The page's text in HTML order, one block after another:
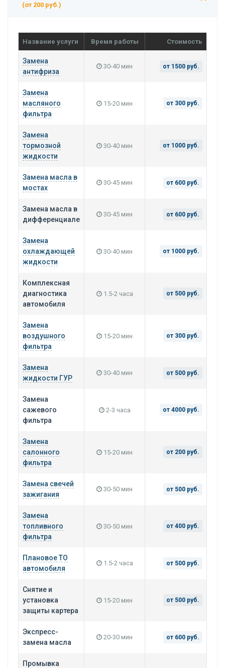
(от 200 руб.)
Название услуги Время работы Стоимость
Замена
антифриза
30-40 мин от 1500 руб.
Замена
масляного
фильтра
15-20 мин от 300 руб.
Замена
тормозной
жидкости
30-40 мин от 1000 руб.
Замена масла в
мостах
30-45 мин от 600 руб.
Замена масла в
дифференциале
30-45 мин от 600 руб.
Замена
охлаждающей
жидкости
30-40 мин от 1000 руб.
Комплексная
диагностика
автомобиля
1.5-2 часа от 500 руб.
Замена
воздушного
фильтра
15-20 мин от 300 руб.
Замена
жидкости ГУР
30-40 мин от 500 руб.
Замена
сажевого
фильтра
2-3 часа от 4000 руб.
Замена
салонного
фильтра
15-20 мин от 200 руб.
Замена свечей
зажигания
30-50 мин от 500 руб.
Замена
топливного
фильтра
30-50 мин от 400 руб.
Плановое ТО
автомобиля
1.5-2 часа от 500 руб.
Снятие и
установка
защиты картера
15-20 мин от 500 руб.
Экспресс-
замена масла
20-30 мин от 600 руб.
Промывка